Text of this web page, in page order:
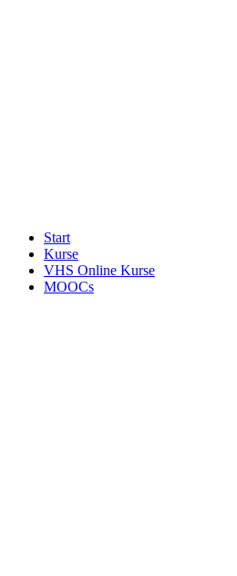
Start
Kurse
VHS Online Kurse
MOOCs